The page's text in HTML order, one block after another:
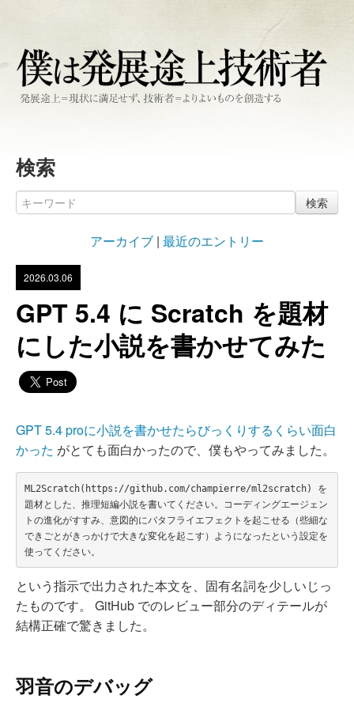
検索
検索
アーカイブ | 最近のエントリー
2026.03.06
GPT 5.4 に Scratch を題材
にした小説を書かせてみた
GPT 5.4 proに小説を書かせたらびっくりするくらい面白
かった がとても面白かったので、僕もやってみました。
ML2Scratch(https://github.com/champierre/ml2scratch) を
題材とした、推理短編小説を書いてください。コーディングエージェン
トの進化がすすみ、意図的にバタフライエフェクトを起こせる（些細な
できごとがきっかけで大きな変化を起こす）ようになったという設定を
という指示で出力された本文を、固有名詞を少しいじっ
たものです。 GitHub でのレビュー部分のディテールが
結構正確で驚きました。
羽音のデバッグ